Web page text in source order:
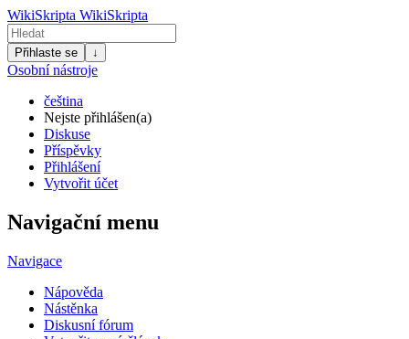
WikiSkripta WikiSkripta
Přihlaste se ↓
Osobní nástroje
čeština
Nejste přihlášen(a)
Diskuse
Příspěvky
Přihlášení
Vytvořit účet
Navigační menu
Navigace
Nápověda
Nástěnka
Diskusní fórum